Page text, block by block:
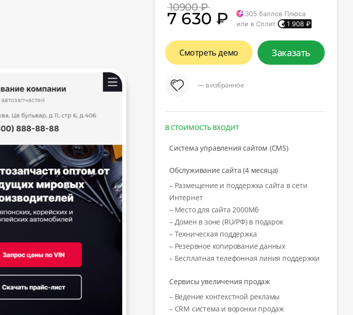
10900 ₽
7 630 ₽ 305 баллов Плюса
или в Сплит
1 908 ₽
Смотреть демо Заказать
— в избранное
В СТОИМОСТЬ ВХОДИТ
Система управления сайтом (CMS)
Обслуживание сайта (4 месяца)
– Размещение и поддержка сайта в сети
Интернет
– Место для сайта 2000Мб
– Домен в зоне (RU/РФ) в подарок
– Техническая поддержка
– Резервное копирование данных
– Бесплатная телефонная линия поддержки
Сервисы увеличения продаж
– Ведение контекстной рекламы
– CRM система и воронки продаж